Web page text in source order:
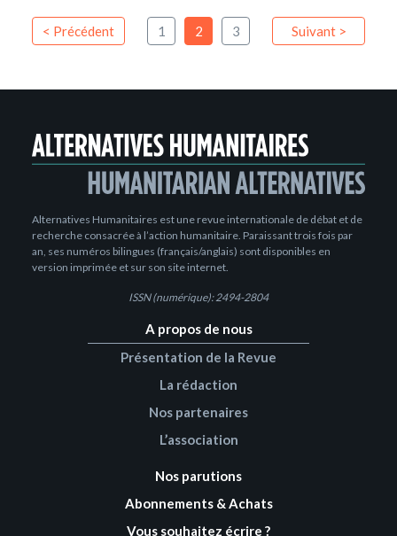
< Précédent 1 2 3 Suivant >
Alternatives Humanitaires est une revue internationale de débat et de
recherche consacrée à l’action humanitaire. Paraissant trois fois par
an, ses numéros bilingues (français/anglais) sont disponibles en
version imprimée et sur son site internet.
ISSN (numérique): 2494-2804
A propos de nous
Présentation de la Revue
La rédaction
Nos partenaires
L’association
Nos parutions
Abonnements & Achats
Vous souhaitez écrire ?